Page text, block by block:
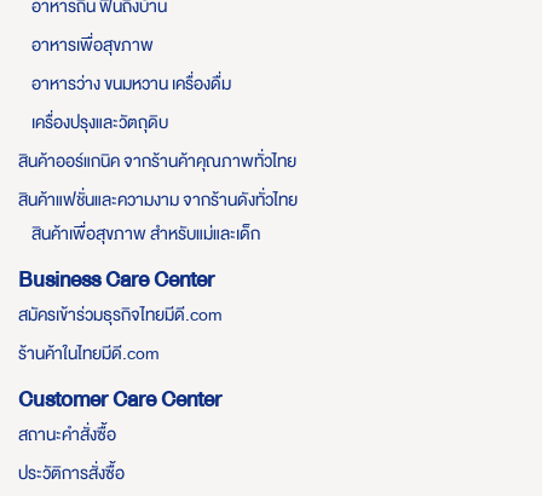
อาหารถิ่น ฟินถึงบ้าน
อาหารเพื่อสุขภาพ
อาหารว่าง ขนมหวาน เครื่องดื่ม
เครื่องปรุงและวัตถุดิบ
สินค้าออร์แกนิค จากร้านค้าคุณภาพทั่วไทย
สินค้าแฟชั่นและความงาม จากร้านดังทั่วไทย
สินค้าเพื่อสุขภาพ สำหรับแม่และเด็ก
Business Care Center
สมัครเข้าร่วมธุรกิจไทยมีดี.com
ร้านค้าในไทยมีดี.com
Customer Care Center
สถานะคำสั่งซื้อ
ประวัติการสั่งซื้อ